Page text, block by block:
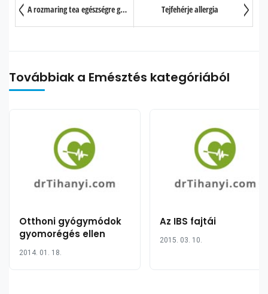
A rozmaring tea egészségre gyakorolt jótékony hatása 10 pontban Tejfehérje allergia
Továbbiak a Emésztés kategóriából
Otthoni gyógymódok
gyomorégés ellen
2014. 01. 18.
Az IBS fajtái
2015. 03. 10.